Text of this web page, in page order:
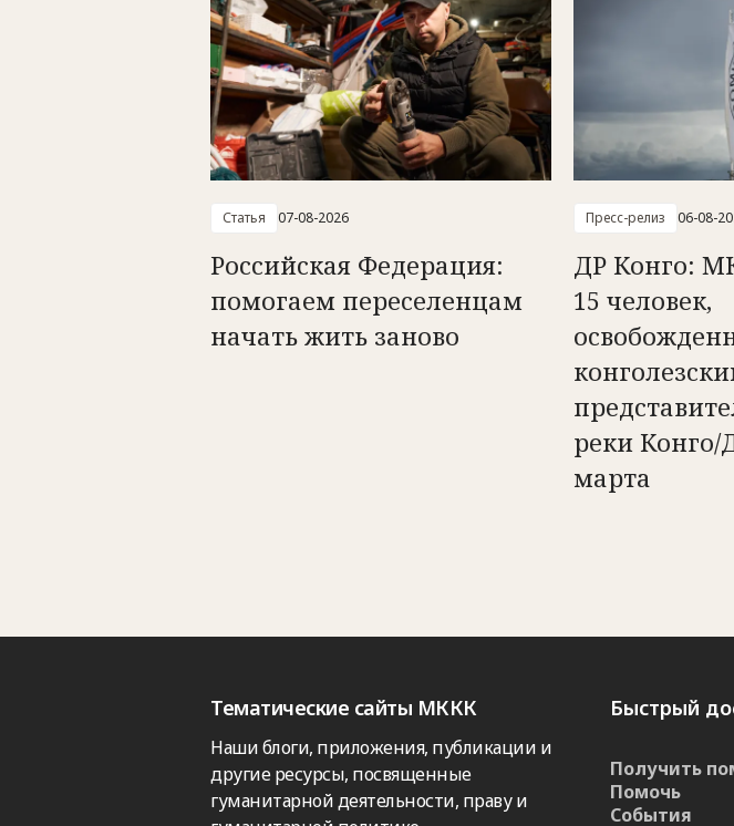
Статья 07-08-2026
Российская Федерация:
помогаем переселенцам
начать жить заново
Пресс-релиз 06-08-
ДР Конго:
15 человек,
реки Конго/
марта
Тематические сайты МККК
Наши блоги, приложения, публикации и
другие ресурсы, посвященные
гуманитарной деятельности, праву и
Быстрый
Получить
Помочь
События